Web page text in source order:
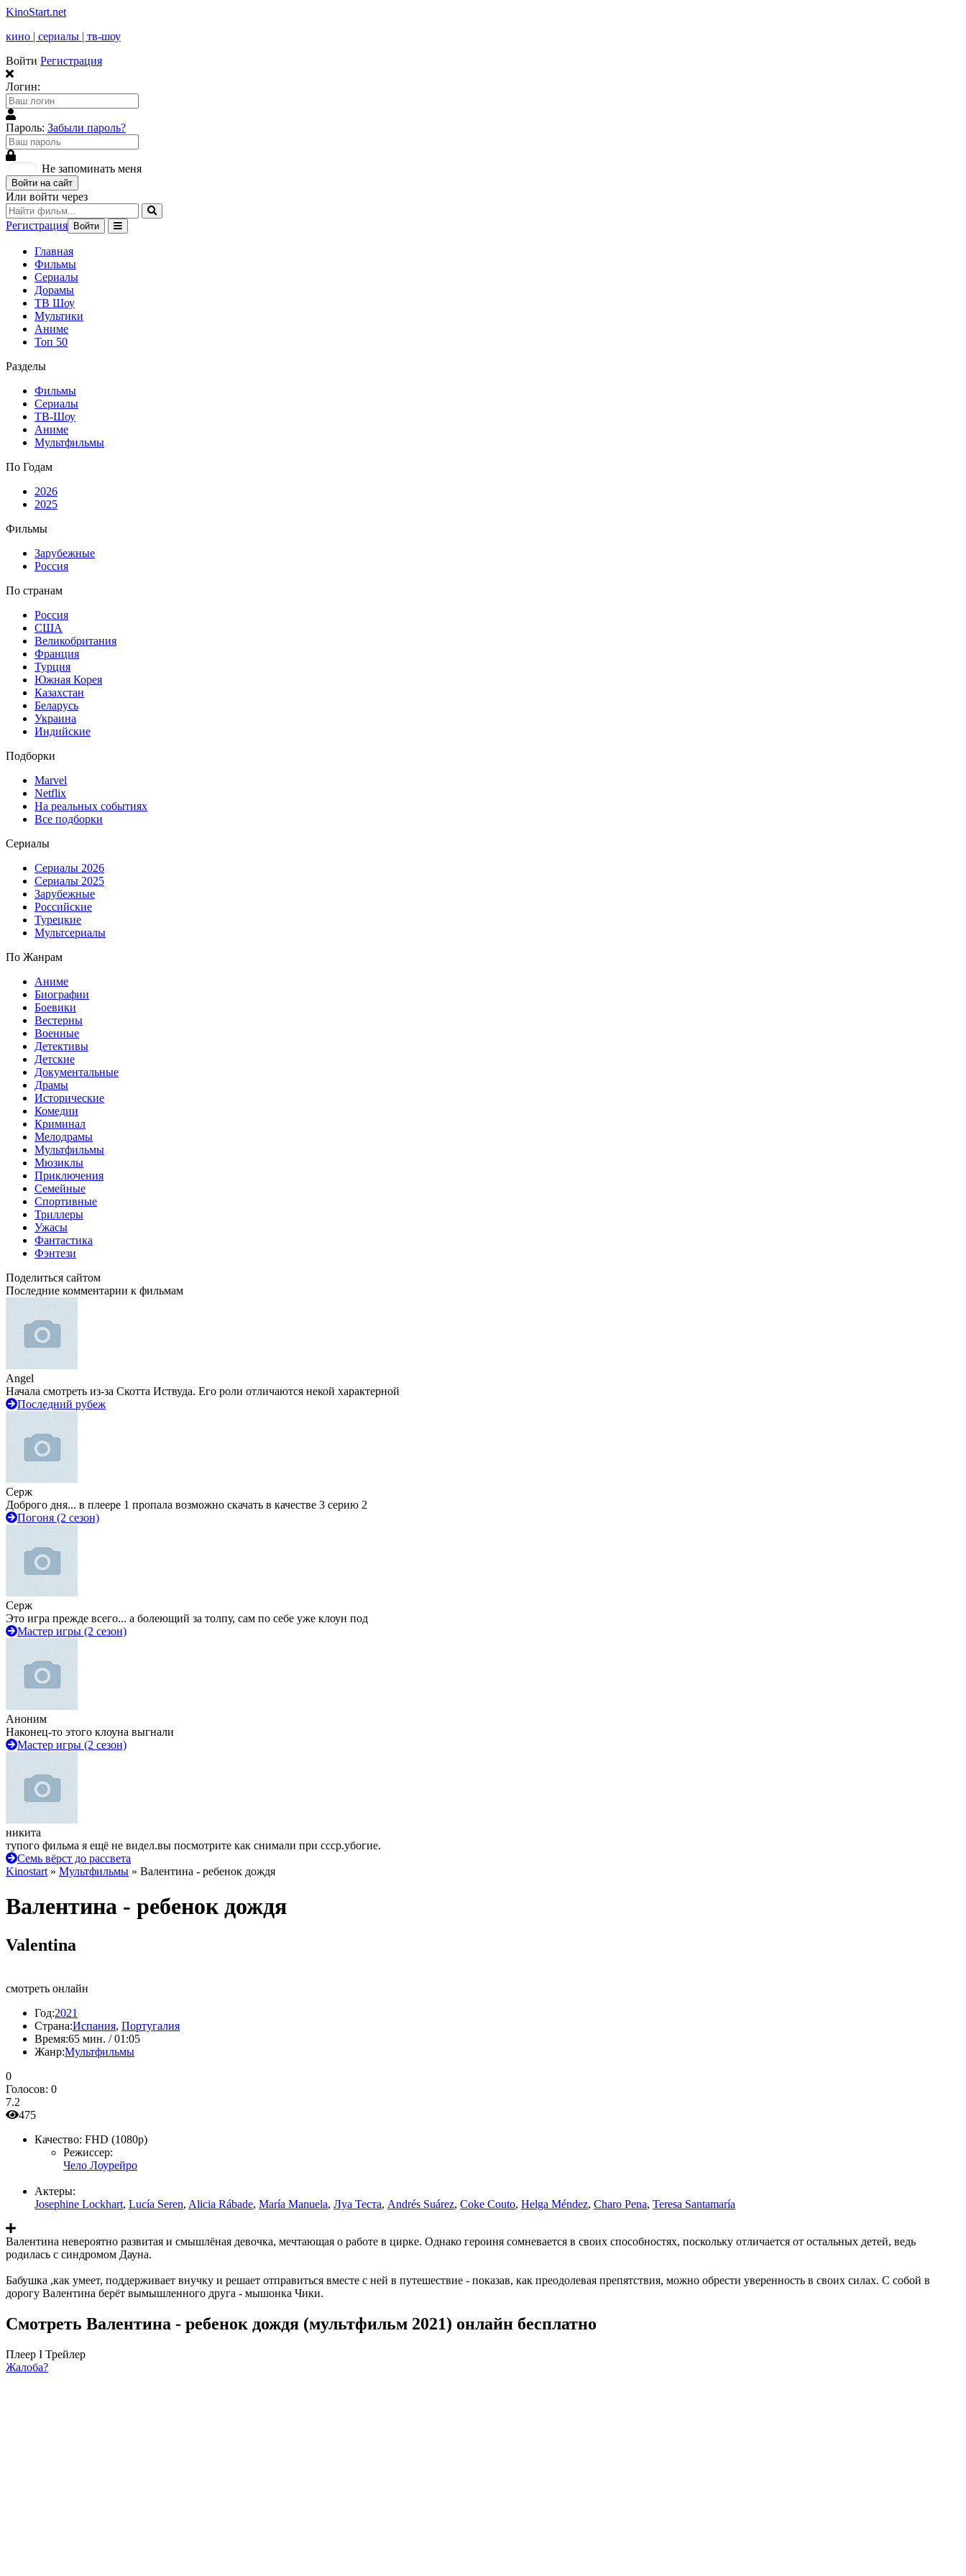
KinoStart.net
кино | сериалы | тв-шоу
Войти Регистрация
Логин:
Пароль: Забыли пароль?
Не запоминать меня
Войти на сайт
Или войти через
Регистрация Войти
Главная
Фильмы
Сериалы
Дорамы
ТВ Шоу
Мультики
Аниме
Топ 50
Разделы
Фильмы
Сериалы
ТВ-Шоу
Аниме
Мультфильмы
По Годам
2026
2025
Фильмы
Зарубежные
Россия
По странам
Россия
США
Великобритания
Франция
Турция
Южная Корея
Казахстан
Беларусь
Украина
Индийские
Подборки
Marvel
Netflix
На реальных событиях
Все подборки
Сериалы
Сериалы 2026
Сериалы 2025
Зарубежные
Российские
Турецкие
Мультсериалы
По Жанрам
Аниме
Биографии
Боевики
Вестерны
Военные
Детективы
Детские
Документальные
Драмы
Исторические
Комедии
Криминал
Мелодрамы
Мультфильмы
Мюзиклы
Приключения
Семейные
Спортивные
Триллеры
Ужасы
Фантастика
Фэнтези
Поделиться сайтом
Последние комментарии к фильмам
Angel
Начала смотреть из-за Скотта Иствуда. Его роли отличаются некой характерной
Последний рубеж
Серж
Доброго дня... в плеере 1 пропала возможно скачать в качестве 3 серию 2
Погоня (2 сезон)
Серж
Это игра прежде всего... а болеющий за толпу, сам по себе уже клоун под
Мастер игры (2 сезон)
Аноним
Наконец-то этого клоуна выгнали
Мастер игры (2 сезон)
никита
тупого фильма я ещё не видел.вы посмотрите как снимали при ссср.убогие.
Семь вёрст до рассвета
Kinostart » Мультфильмы » Валентина - ребенок дождя
Валентина - ребенок дождя
Valentina
смотреть онлайн
Год:2021
Страна:Испания, Португалия
Время:65 мин. / 01:05
Жанр:Мультфильмы
0
Голосов: 0
7.2
475
Качество: FHD (1080p)
Режиссер:
Чело Лоурейро
Актеры:
Josephine Lockhart, Lucía Seren, Alicia Rábade, María Manuela, Луа Теста, Andrés Suárez, Coke Couto, Helga Méndez, Charo Pena, Teresa Santamaría
Валентина невероятно развитая и смышлёная девочка, мечтающая о работе в цирке. Однако героиня сомневается в своих способностях, поскольку отличается от остальных детей, ведь
родилась с синдромом Дауна.
Бабушка ,как умеет, поддерживает внучку и решает отправиться вместе с ней в путешествие - показав, как преодолевая препятствия, можно обрести уверенность в своих силах. С собой в
дорогу Валентина берёт вымышленного друга - мышонка Чики.
Смотреть Валентина - ребенок дождя (мультфильм 2021) онлайн бесплатно
Плеер I Трейлер
Жалоба?